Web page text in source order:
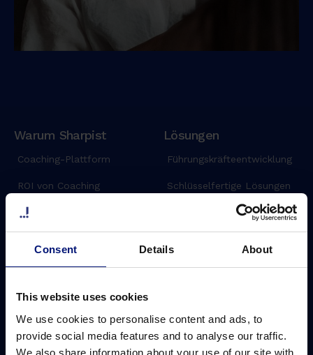
Consent Details About
This website uses cookies
We use cookies to personalise content and ads, to
provide social media features and to analyse our traffic.
We also share information about your use of our site with
Warum Sharpist
Coaching-Plattform
ROI von Coaching
Coach-Netzwerk
Sicherheit
Preise
Einsparpotential
Lösungen
Führungskräfteentwicklung
Schlüsselfertige Lösungen
Maßgeschneiderte
Digitales Gruppencoaching